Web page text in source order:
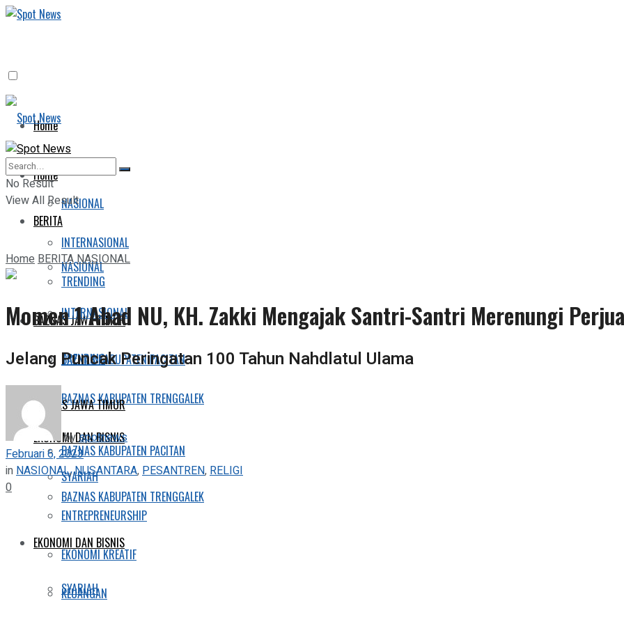
Home
BERITA
NASIONAL
INTERNASIONAL
TRENDING
BAZNAS JAWA TIMUR
BAZNAS KABUPATEN PACITAN
BAZNAS KABUPATEN TRENGGALEK
EKONOMI DAN BISNIS
SYARIAH
ENTREPRENEURSHIP
EKONOMI KREATIF
KEUANGAN
Home
BERITA
NASIONAL
INTERNASIONAL
TRENDING
BAZNAS JAWA TIMUR
BAZNAS KABUPATEN PACITAN
BAZNAS KABUPATEN TRENGGALEK
EKONOMI DAN BISNIS
SYARIAH
No Result
View All Result
HomeBERITANASIONAL
Momen 1 Abad NU, KH. Zakki Mengajak Santri-Santri Merenungi
Jelang Puncak Peringatan 100 Tahun Nahdlatul Ulama
byspotnews
Februari 6, 2023
in NASIONAL,NUSANTARA, PESANTREN, RELIGI
0